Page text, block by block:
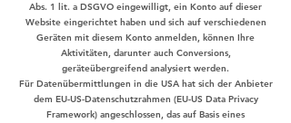
Abs. 1 lit. a DSGVO eingewilligt, ein Konto auf dieser
Website eingerichtet haben und sich auf verschiedenen
Geräten mit diesem Konto anmelden, können Ihre
Aktivitäten, darunter auch Conversions,
geräteübergreifend analysiert werden.
Für Datenübermittlungen in die USA hat sich der Anbieter
dem EU-US-Datenschutzrahmen (EU-US Data Privacy
Framework) angeschlossen, das auf Basis eines